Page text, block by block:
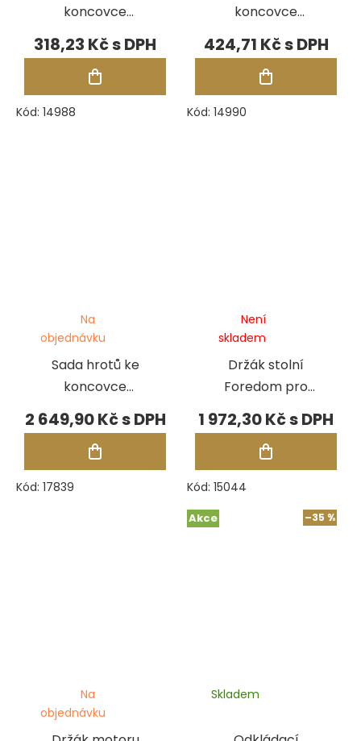
koncovce
Foredom H.15,
kulatý
318,23 Kč
Kód: 14988
koncovce
Foredom H.15,
obdélník
424,71 Kč
Kód: 14990
Sada hrotů ke
koncovce
Foredom H.15
Na
objednávku
2 649,90 Kč
Kód: 17839
Držák stolní
Foredom pro
koncovku H.30
Není
skladem
1 972,30 Kč
Kód: 15044
Na
objednávku
Akce –35 %
Skladem